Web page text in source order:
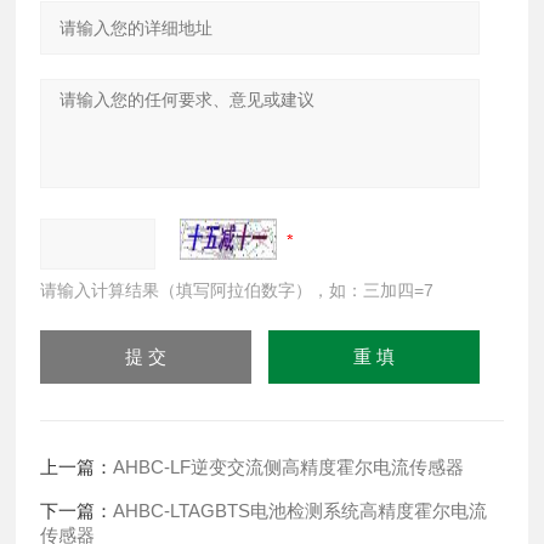
请输入计算结果（填写阿拉伯数字），如：三加四=7
上一篇：AHBC-LF逆变交流侧高精度霍尔电流传感器
下一篇：AHBC-LTAGBTS电池检测系统高精度霍尔电流
传感器